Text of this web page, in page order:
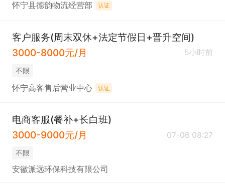
怀宁县德韵物流经营部 认证
客户服务(周末双休+法定节假日+晋升空间)
3000-8000元/月
5小时前
不限
怀宁高客售后营业中心 认证
电商客服(餐补+长白班)
3000-9000元/月
07-06 08:27
不限
安徽派远环保科技有限公司